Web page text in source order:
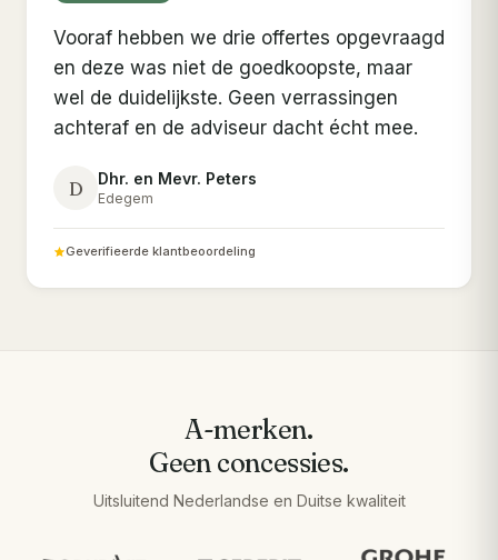
Vooraf hebben we drie offertes opgevraagd
en deze was niet de goedkoopste, maar
wel de duidelijkste. Geen verrassingen
achteraf en de adviseur dacht écht mee.
D Dhr. en Mevr. Peters
Edegem
Geverifieerde klantbeoordeling
A-merken.
Geen concessies.
Uitsluitend Nederlandse en Duitse kwaliteit